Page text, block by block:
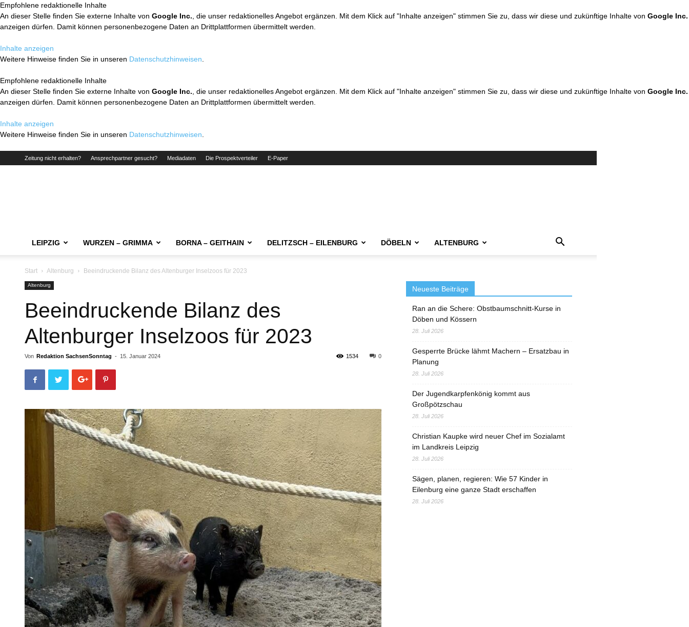
Empfohlene redaktionelle Inhalte
An dieser Stelle finden Sie externe Inhalte von Google Inc. , die unser redaktionelles Angebot ergänzen. Mit dem Klick auf "Inhalte anzeigen" stimmen Sie zu, dass wir diese und zukünftige Inhalte von Google Inc.
anzeigen dürfen. Damit können personenbezogene Daten an Drittplattformen übermittelt werden.
Inhalte anzeigen
Weitere Hinweise finden Sie in unseren Datenschutzhinweisen
Empfohlene redaktionelle Inhalte
An dieser Stelle finden Sie externe Inhalte von Google Inc. , die unser redaktionelles Angebot ergänzen. Mit dem Klick auf "Inhalte anzeigen" stimmen Sie zu, dass wir diese und zukünftige Inhalte von Google Inc.
anzeigen dürfen. Damit können personenbezogene Daten an Drittplattformen übermittelt werden.
Inhalte anzeigen
Weitere Hinweise finden Sie in unseren Datenschutzhinweisen
Zeitung nicht erhalten? Ansprechpartner gesucht? Mediadaten Die Prospektverteiler E-Paper
LEIPZIG WURZEN – GRIMMA BORNA – GEITHAIN DELITZSCH – EILENBURG DÖBELN ALTENBURG
Start Altenburg Beeindruckende Bilanz des Altenburger Inselzoos für 2023
Altenburg
Beeindruckende Bilanz des
Altenburger Inselzoos für 2023
Von Redaktion SachsenSonntag - 15. Januar 2024 0
1534
Neueste Beiträge
Ran an die Schere: Obstbaumschnitt-Kurse in
Döben und Kössern
28. Juli 2026
Gesperrte Brücke lähmt Machern – Ersatzbau in
Planung
28. Juli 2026
Der Jugendkarpfenkönig kommt aus
Großpötzschau
28. Juli 2026
Christian Kaupke wird neuer Chef im Sozialamt
im Landkreis Leipzig
28. Juli 2026
Sägen, planen, regieren: Wie 57 Kinder in
Eilenburg eine ganze Stadt erschaffen
28. Juli 2026